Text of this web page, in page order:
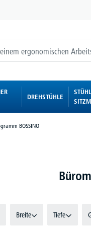
DREHSTÜHLE
BOSSINO
Breite Tiefe